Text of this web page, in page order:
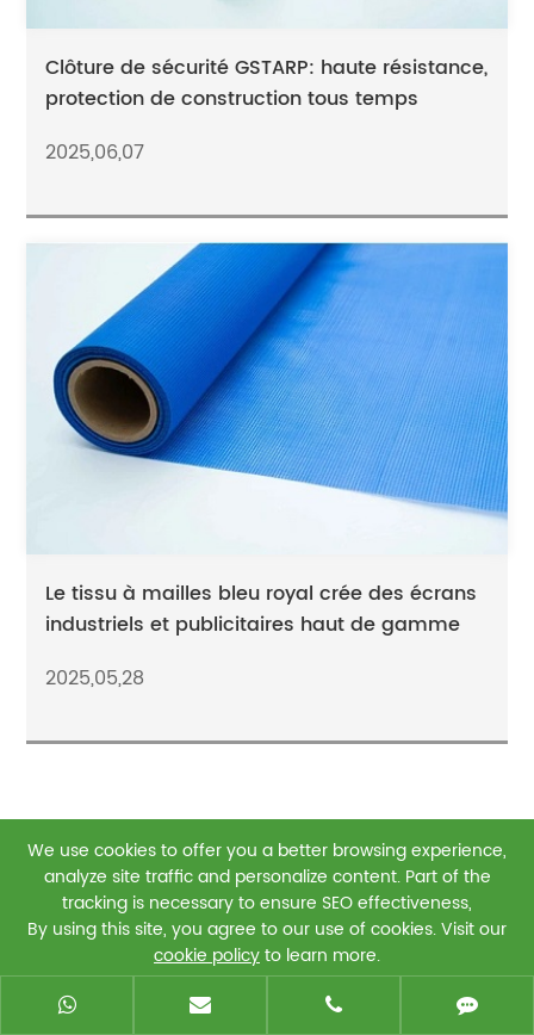
Clôture de sécurité GSTARP: haute résistance,
protection de construction tous temps
2025,06,07
Le tissu à mailles bleu royal crée des écrans
industriels et publicitaires haut de gamme
2025,05,28
0086-13625863196
bill@gstarp.com
NO.6 QIANJIANG ROAD JIAXING CITY, ZHEJIANG
PROVINCE
We use cookies to offer you a better browsing experience,
analyze site traffic and personalize content. Part of the
tracking is necessary to ensure SEO effectiveness,
By using this site, you agree to our use of cookies. Visit our
cookie policyto learn more.
Reject Accept